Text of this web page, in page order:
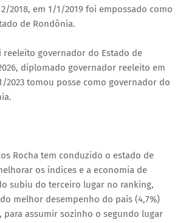
2018, em 1/1/2019 foi empossado como
de Rondônia.
reeleito governador do Estado de
diplomado governador reeleito em
2023 tomou posse como governador do
Rocha tem conduzido o estado de
os índices e a economia de
subiu do terceiro lugar no ranking,
melhor desempenho do país (4,7%)
para assumir sozinho o segundo lugar